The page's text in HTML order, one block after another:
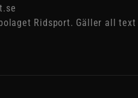
Ridsport. Gäller all text